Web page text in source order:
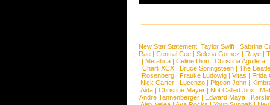
New Star Statement: Taylor Swift | Sabrina
Rae |Central Cee |Selena Gomez |Raye |
| Metallica | Celine Dion | Christina Aguilera |
Charli XCX |Bruce Springsteen |The
Rosenberg | Frauke Ludowig | Vitas | Frida
Nick Carter | Lucenzo | Pigeon John |
Aida |Christine Mayer |Not Called Jinx |
Andre Tannenberger | Edward Maya |